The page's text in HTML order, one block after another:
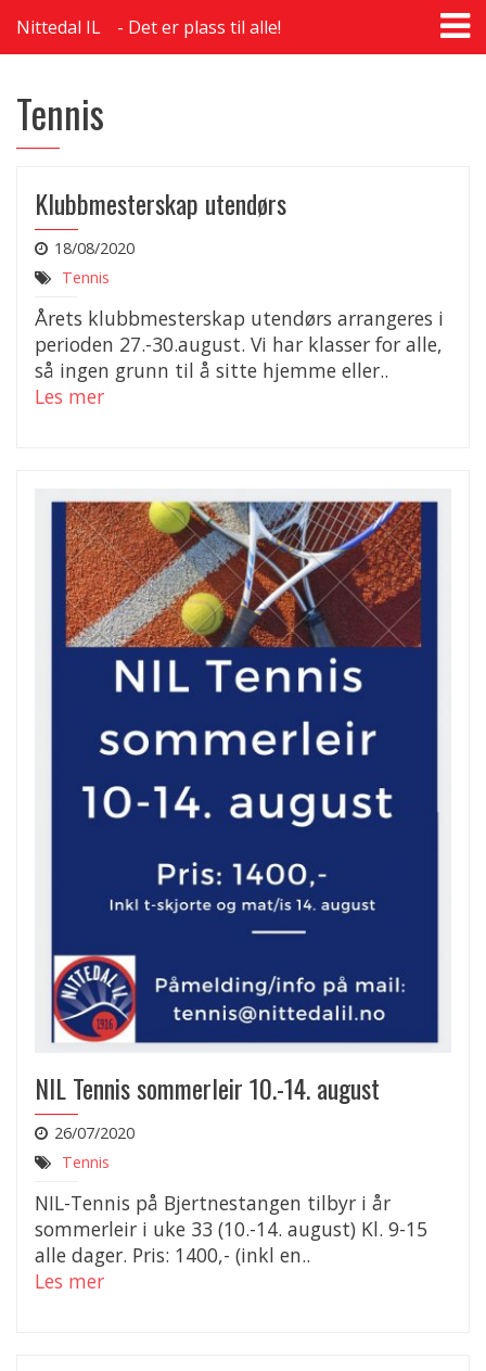
Nittedal IL Det er plass til alle!
Tennis
Klubbmesterskap utendørs
18/08/2020
Tennis
Årets klubbmesterskap utendørs arrangeres i
perioden 27.-30.august. Vi har klasser for alle,
så ingen grunn til å sitte hjemme eller..
Les mer
NIL Tennis sommerleir 10.-14. august
26/07/2020
Tennis
NIL-Tennis på Bjertnestangen tilbyr i år
sommerleir i uke 33 (10.-14. august) Kl. 9-15
alle dager. Pris: 1400,- (inkl en..
Les mer